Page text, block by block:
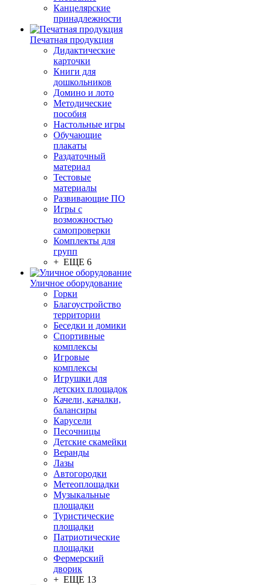
Канцелярские
принадлежности
Печатная продукция
Дидактические
карточки
Книги для
дошкольников
Домино и лото
Методические
пособия
Настольные игры
Обучающие
плакаты
Раздаточный
материал
Тестовые
материалы
Развивающие ПО
Игры с
возможностью
самопроверки
Комплекты для
групп
+ ЕЩЕ 6
Уличное оборудование
Горки
Благоустройство
территории
Беседки и домики
Спортивные
комплексы
Игровые
комплексы
Игрушки для
детских площадок
Качели, качалки,
балансиры
Карусели
Песочницы
Детские скамейки
Веранды
Лазы
Автогородки
Метеоплощадки
Музыкальные
площадки
Туристические
площадки
Патриотические
площадки
Фермерский
дворик
+ ЕЩЕ 13